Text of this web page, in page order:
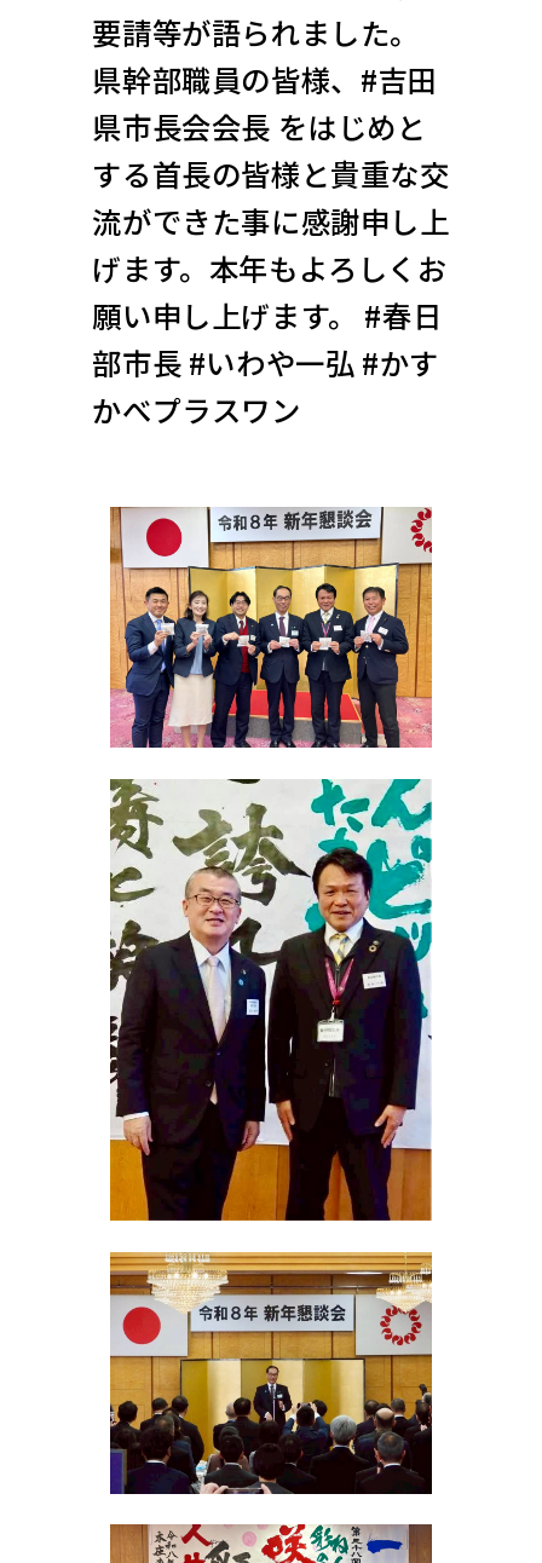
要請等が語られました。
県幹部職員の皆様、#吉田
県市長会会長 をはじめと
する首長の皆様と貴重な交
流ができた事に感謝申し上
げます。本年もよろしくお
願い申し上げます。 #春日
部市長 #いわや一弘 #かす
かべプラスワン